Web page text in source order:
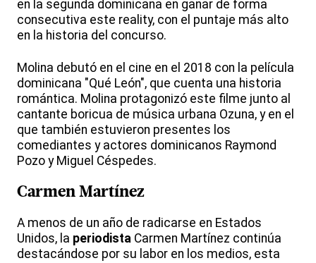
en la segunda dominicana en ganar de forma
consecutiva este reality, con el puntaje más alto
en la historia del concurso.
Molina debutó en el cine en el 2018 con la película
dominicana "Qué León", que cuenta una historia
romántica. Molina protagonizó este filme junto al
cantante boricua de música urbana Ozuna, y en el
que también estuvieron presentes los
comediantes y actores dominicanos Raymond
Pozo y Miguel Céspedes.
Carmen Martínez
A menos de un año de radicarse en Estados
Unidos, la periodista Carmen Martínez continúa
destacándose por su labor en los medios, esta